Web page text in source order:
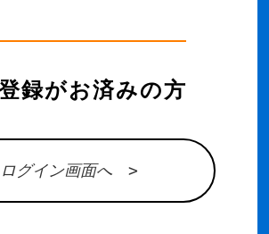
録がお済みの方
ログイン画面へ >